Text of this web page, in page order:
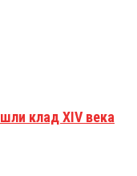
клад XIV века